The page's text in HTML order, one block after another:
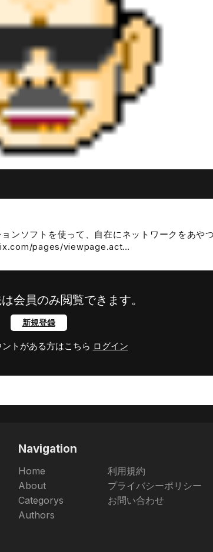
ンソフトを使って、自在にネットワークをあや
pages/viewpage.act…
会員のみ閲覧できます。
新規登録
トがある方はこちら ログイン
Navigation
Home
About
Categorys
Authors
利用規約
プライバシーポリシー
お問い合わせ